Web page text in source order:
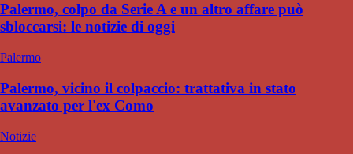
Palermo, colpo da Serie A e un altro affare può
sbloccarsi: le notizie di oggi
Palermo
Palermo, vicino il colpaccio: trattativa in stato
avanzato per l'ex Como
Notizie